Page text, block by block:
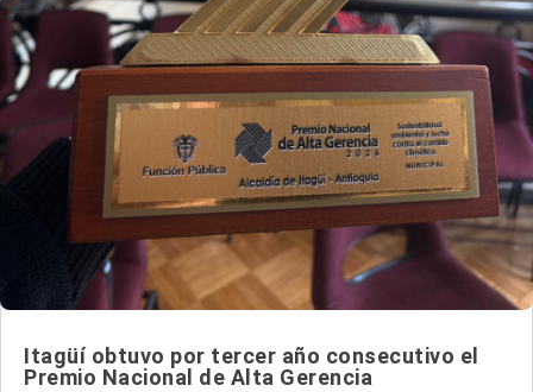
Itagüí obtuvo por tercer año consecutivo el
Premio Nacional de Alta Gerencia